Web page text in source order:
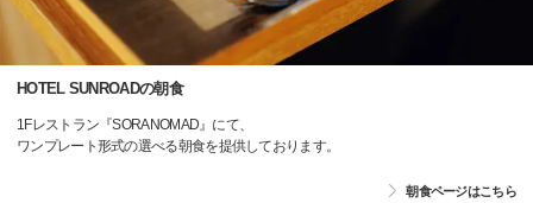
HOTEL SUNROADの朝食
1Fレストラン『SORANOMAD』にて、
ワンプレート形式の選べる朝食を提供しております。
朝食ページはこちら